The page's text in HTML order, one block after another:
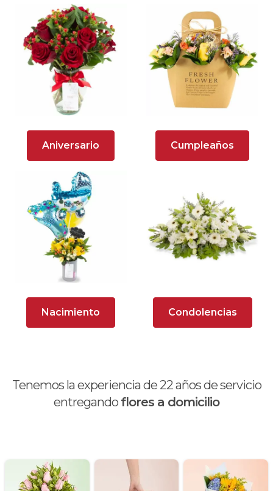
Aniversario Cumpleaños
Nacimiento Condolencias
Tenemos la experiencia de 22años de servicio
entregando flores a domicilio
Arreglos florales de color rojo
Arreglos Florales de Cumpleaños
Arreglos Florales en Florero
Arreglos florales en tono blanco
Arreglos florales en tono naranja
Arreglos florales en tono verde
Arreglos Florales para Aniversario
Arreglos florales para dar agradecimiento
Arreglos Florales para Defunciones
Arreglos Florales para Eventos
Arreglos florales románticos
Astromelias
Calas